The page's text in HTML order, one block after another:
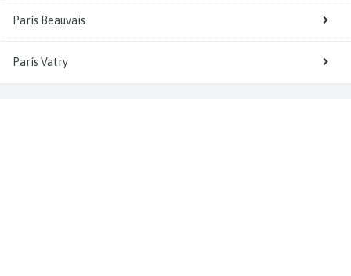
París Beauvais
París Vatry